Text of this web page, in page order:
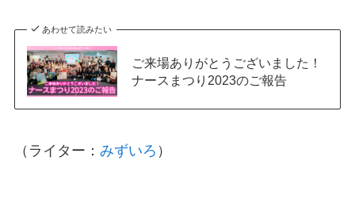
あわせて読みたい
ご来場ありがとうございました！
ナースまつり2023のご報告
（ライター： みずいろ ）